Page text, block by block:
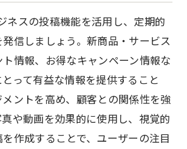
ネスの投稿機能を活用し、定期的
信しましょう。新商品・サービス
情報、お得なキャンペーン情報な
って有益な情報を提供すること
ントを高め、顧客との関係性を強
や動画を効果的に使用し、視覚的
作成することで、ユーザーの注目